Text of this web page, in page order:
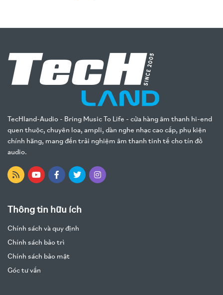
TecHland-Audio - Bring Music To Life - cửa hàng âm thanh hi-end
quen thuộc, chuyên loa, ampli, dàn nghe nhạc cao cấp, phụ kiện
chính hãng, mang đến trải nghiệm âm thanh tinh tế cho tín đồ
audio.
Thông tin hữu ích
Chính sách và quy định
Chính sách bảo trì
Chính sách bảo mật
Góc tư vấn